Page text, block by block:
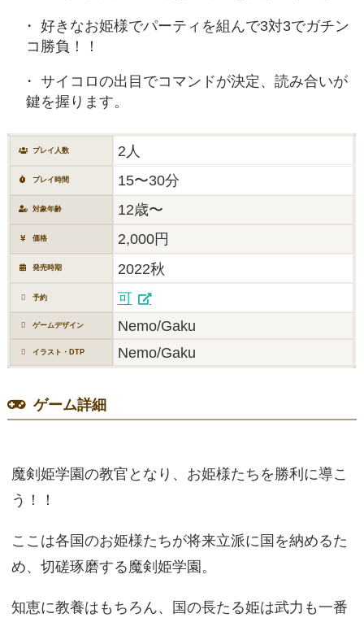
好きなお姫様でパーティを組んで3対3でガチン
コ勝負！！
サイコロの出目でコマンドが決定、読み合いが
鍵を握ります。
プレイ人数 2人
プレイ時間 15〜30分
対象年齢 12歳〜
価格 2,000円
発売時期 2022秋
予約 可
ゲームデザイン Nemo/Gaku
イラスト・DTP Nemo/Gaku
ゲーム詳細
魔剣姫学園の教官となり、お姫様たちを勝利に導こ
う！！
ここは各国のお姫様たちが将来立派に国を納めるた
め、切磋琢磨する魔剣姫学園。
知恵に教養はもちろん、国の長たる姫は武力も一番